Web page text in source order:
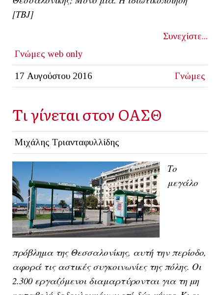
[ΤΒJ]
Συνεχίστε...
Γνώμες web only
17 Αυγούστου 2016 Γνώμες
Tι γίνεται στον ΟΑΣΘ
Μιχάλης Τριανταφυλλίδης
Το
μεγάλο
πρόβλημα της Θεσσαλονίκης, αυτή την περίοδο,
αφορά τις αστικές συγκοινωνίες της πόλης. Οι
2.300 εργαζόμενοι διαμαρτύρονται για τη μη